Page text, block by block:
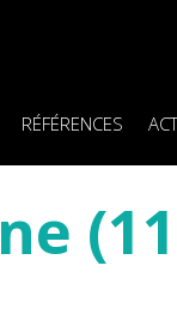
RÉFÉRENCES